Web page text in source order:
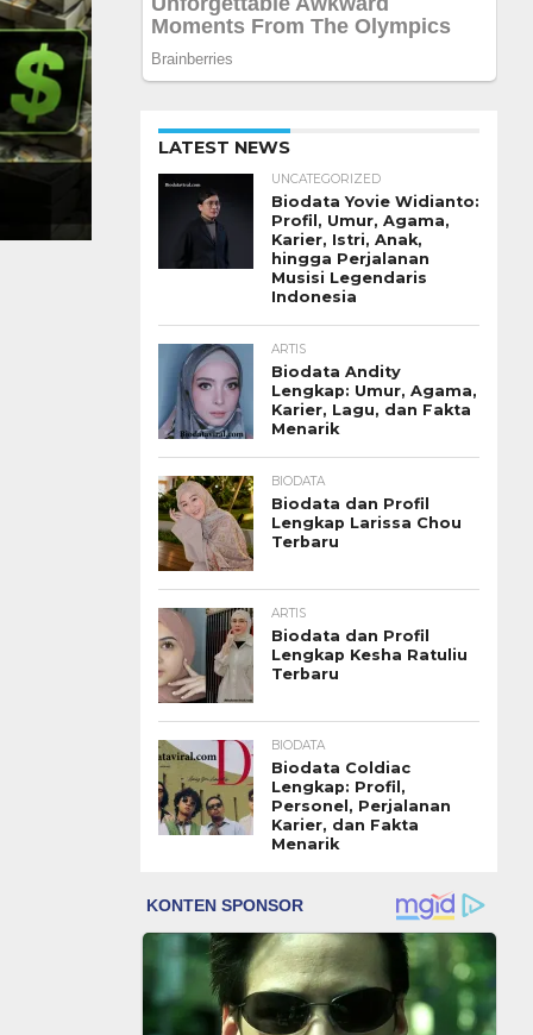
LATEST NEWS
UNCATEGORIZED
Biodata Yovie Widianto:
Profil, Umur, Agama,
Karier, Istri, Anak,
hingga Perjalanan
Musisi Legendaris
Indonesia
ARTIS
Biodata Andity
Lengkap: Umur, Agama,
Karier, Lagu, dan Fakta
Menarik
BIODATA
Biodata dan Profil
Lengkap Larissa Chou
Terbaru
ARTIS
Biodata dan Profil
Lengkap Kesha Ratuliu
Terbaru
BIODATA
Biodata Coldiac
Lengkap: Profil,
Personel, Perjalanan
Karier, dan Fakta
Menarik